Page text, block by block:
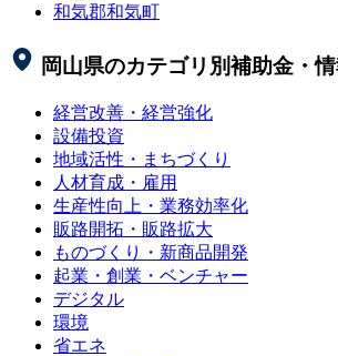
和気郡和気町
岡山県のカテゴリ別補助金・
経営改善・経営強化
設備投資
地域活性・まちづくり
人材育成・雇用
生産性向上・業務効率化
販路開拓・販路拡大
ものづくり・新商品開発
起業・創業・ベンチャー
デジタル
環境
省エネ